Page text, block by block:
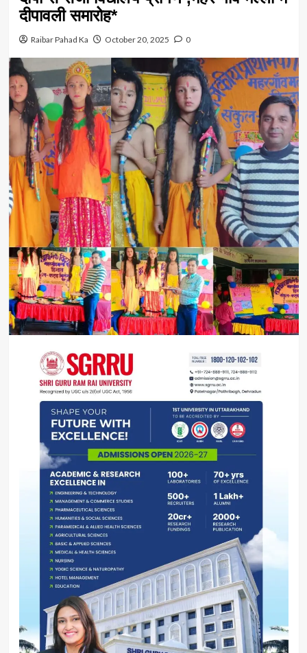
दीपावली समारोह*
Raibar Pahad Ka October 20, 2025 0